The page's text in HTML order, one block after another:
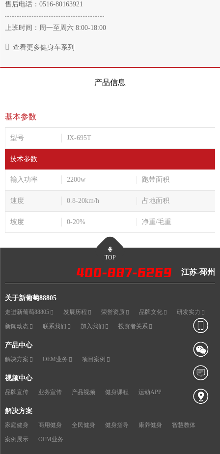
售后电话：0516-80163921
上班时间：周一至周六 8:00-18:00
查看更多健身车系列
产品信息
基本参数
型号 JX-695T
技术参数
输入功率 2200w 跑带面积
速度 0.8-20km/h 占地面积
坡度 0-20% 净重/毛重
TOP
江苏-邳州
关于新葡萄88805
走进新葡萄88805 发展历程 荣誉资质 品牌文化 研发实力
新闻动态 联系我们 加入我们 投资者关系
产品中心
解决方案 OEM业务 项目案例
视频中心
品牌宣传 业务宣传 产品视频 健身课程 运动APP
解决方案
家庭健身 商用健身 全民健身 健身指导 康养健身 智慧教体
案例展示 OEM业务